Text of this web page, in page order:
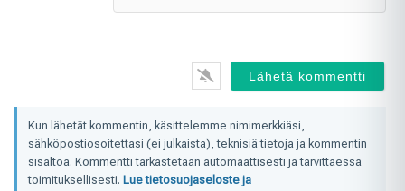
Kun lähetät kommentin, käsittelemme nimimerkkiäsi,
sähköpostiosoitettasi (ei julkaista), teknisiä tietoja ja kommentin
sisältöä. Kommentti tarkastetaan automaattisesti ja tarvittaessa
toimituksellisesti. Lue tietosuojaseloste ja